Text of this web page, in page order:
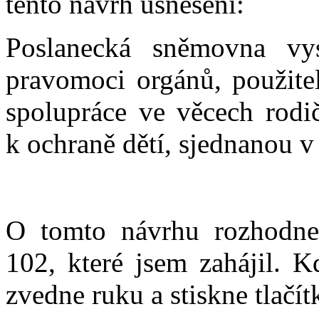
Poslanecká sněmovna
pravomoci orgánů,
spolupráce ve věcech
k ochraně dětí, sjednanou
O tomto návrhu
102, které jsem zahájil.
zvedne ruku a stiskne